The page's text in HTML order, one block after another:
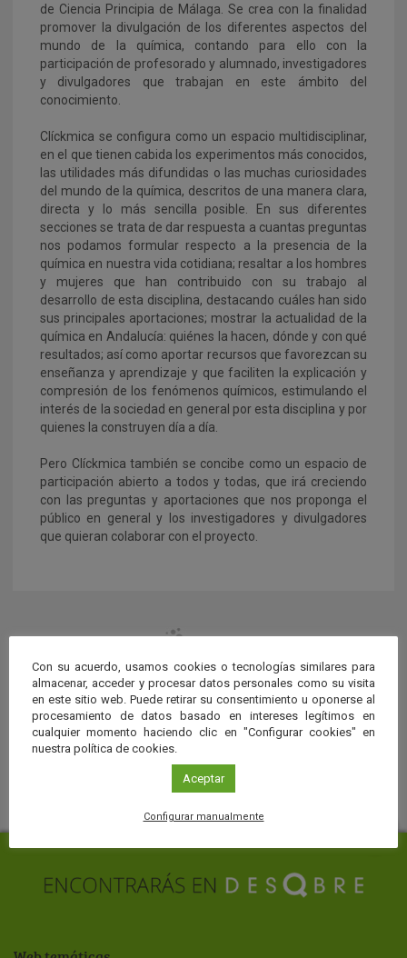
de Ciencia Principia de Málaga. Se crea con la finalidad
promover la divulgación de los diferentes aspectos del
mundo de la química, contando para ello con la
participación de profesorado y alumnado, investigadores
y divulgadores que trabajan en este ámbito del
conocimiento.
Clíckmica se configura como un espacio multidisciplinar,
en el que tienen cabida los experimentos más conocidos,
las utilidades más difundidas o las muchas curiosidades
del mundo de la química, descritos de una manera clara,
directa y lo más sencilla posible. En sus diferentes
secciones se trata de dar respuesta a cuantas preguntas
nos podamos formular respecto a la presencia de la
química en nuestra vida cotidiana; resaltar a los hombres
y mujeres que han contribuido con su trabajo al
desarrollo de esta disciplina, destacando cuáles han sido
sus principales aportaciones; mostrar la actualidad de la
química en Andalucía: quiénes la hacen, dónde y con qué
resultados; así como aportar recursos que favorezcan su
enseñanza y aprendizaje y que faciliten la explicación y
compresión de los fenómenos químicos, estimulando el
interés de la sociedad en general por esta disciplina y por
quienes la construyen día a día.
Pero Clíckmica también se concibe como un espacio de
participación abierto a todos y todas, que irá creciendo
con las preguntas y aportaciones que nos proponga el
público en general y los investigadores y divulgadores
que quieran colaborar con el proyecto.
COLABORAN
Con su acuerdo, usamos cookies o tecnologías similares para
almacenar, acceder y procesar datos personales como su visita
en este sitio web. Puede retirar su consentimiento u oponerse al
procesamiento de datos basado en intereses legítimos en
cualquier momento haciendo clic en "Configurar cookies" en
nuestra política de cookies.
Aceptar
Configurar manualmente